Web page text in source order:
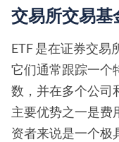
交易所交易基
ETF 是在证券交易
它们通常跟踪一个
数，并在多个公司
主要优势之一是费
资者来说是一个极